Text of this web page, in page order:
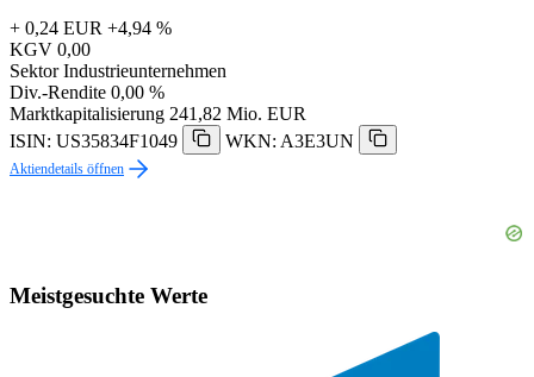
+ 0,24 EUR +4,94 %
KGV 0,00
Sektor Industrieunternehmen
Div.-Rendite 0,00 %
Marktkapitalisierung 241,82 Mio. EUR
ISIN: US35834F1049
WKN: A3E3UN
Aktiendetails öffnen
Meistgesuchte Werte